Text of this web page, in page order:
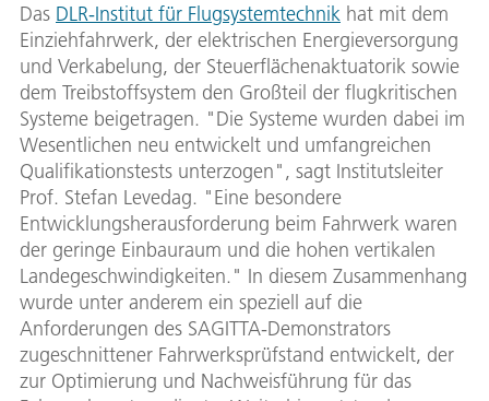
Das DLR-Institut für Flugsystemtechnik hat mit dem
Einziehfahrwerk, der elektrischen Energieversorgung
und Verkabelung, der Steuerflächenaktuatorik sowie
dem Treibstoffsystem den Großteil der flugkritischen
Systeme beigetragen. "Die Systeme wurden dabei im
Wesentlichen neu entwickelt und umfangreichen
Qualifikationstests unterzogen", sagt Institutsleiter
Prof. Stefan Levedag. "Eine besondere
Entwicklungsherausforderung beim Fahrwerk waren
der geringe Einbauraum und die hohen vertikalen
Landegeschwindigkeiten." In diesem Zusammenhang
wurde unter anderem ein speziell auf die
Anforderungen des SAGITTA-Demonstrators
zugeschnittener Fahrwerksprüfstand entwickelt, der
zur Optimierung und Nachweisführung für das